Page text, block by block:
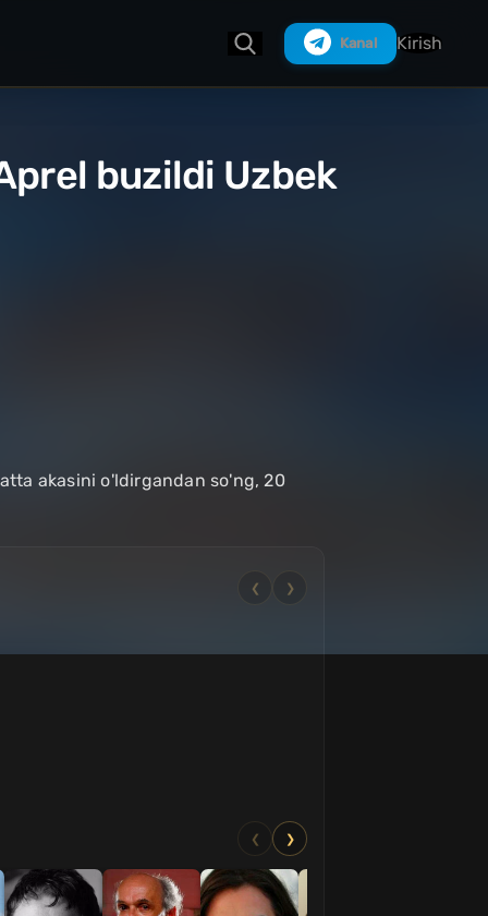
Kanal Kirish
Izlash
buzildi Uzbek
akasini o'ldirgandan so'ng, 20
❮ ❯
❮ ❯